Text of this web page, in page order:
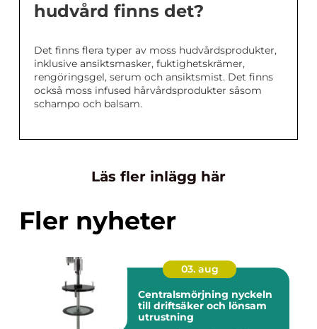
hudvård finns det?
Det finns flera typer av moss hudvårdsprodukter,
inklusive ansiktsmasker, fuktighetskrämer,
rengöringsgel, serum och ansiktsmist. Det finns
också moss infused hårvårdsprodukter såsom
schampo och balsam.
Läs fler inlägg här
Fler nyheter
03. aug
Centralsmörjning nyckeln
till driftsäker och lönsam
utrustning